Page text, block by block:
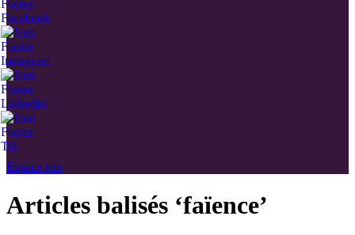
Espace pro
Articles balisés ‘faïence’